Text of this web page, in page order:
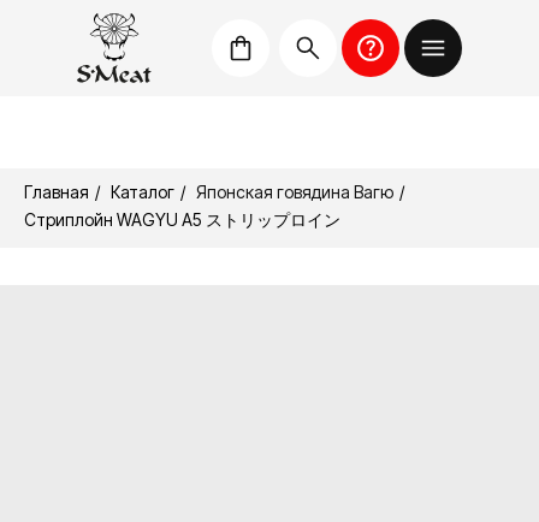
Главная / Каталог / Японская говядина Вагю /
Стриплойн WAGYU A5 ストリップロイン